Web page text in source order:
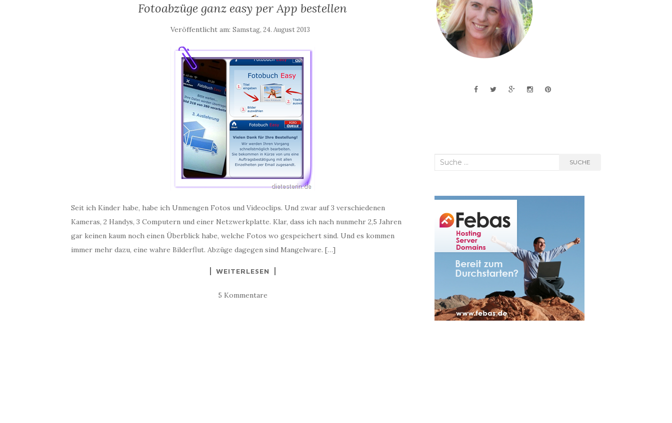
Fotoabzüge ganz easy per App bestellen
Veröffentlicht am: Samstag, 24. August 2013
Seit ich Kinder habe, habe ich Unmengen Fotos und Videoclips. Und zwar auf 3 verschiedenen
Kameras, 2 Handys, 3 Computern und einer Netzwerkplatte. Klar, dass ich nach nunmehr 2,5 Jahren
gar keinen kaum noch einen Überblick habe, welche Fotos wo gespeichert sind. Und es kommen
immer mehr dazu, eine wahre Bilderflut. Abzüge dagegen sind Mangelware. […]
WEITERLESEN
5 Kommentare
Suche
SUCHE